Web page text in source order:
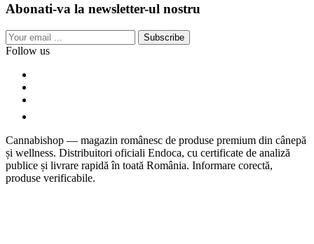
Abonati-va la newsletter-ul nostru
Subscribe
Follow us
Cannabishop — magazin românesc de produse premium din cânepă
și wellness. Distribuitori oficiali Endoca, cu certificate de analiză
publice și livrare rapidă în toată România. Informare corectă,
produse verificabile.